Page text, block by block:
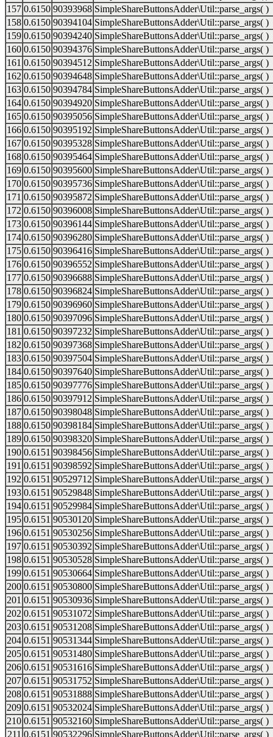
157 0.6150 90393968 SimpleShareButtonsAdder\Util::parse_args( )
158 0.6150 90394104 SimpleShareButtonsAdder\Util::parse_args( )
159 0.6150 90394240 SimpleShareButtonsAdder\Util::parse_args( )
160 0.6150 90394376 SimpleShareButtonsAdder\Util::parse_args( )
161 0.6150 90394512 SimpleShareButtonsAdder\Util::parse_args( )
162 0.6150 90394648 SimpleShareButtonsAdder\Util::parse_args( )
163 0.6150 90394784 SimpleShareButtonsAdder\Util::parse_args( )
164 0.6150 90394920 SimpleShareButtonsAdder\Util::parse_args( )
165 0.6150 90395056 SimpleShareButtonsAdder\Util::parse_args( )
166 0.6150 90395192 SimpleShareButtonsAdder\Util::parse_args( )
167 0.6150 90395328 SimpleShareButtonsAdder\Util::parse_args( )
168 0.6150 90395464 SimpleShareButtonsAdder\Util::parse_args( )
169 0.6150 90395600 SimpleShareButtonsAdder\Util::parse_args( )
170 0.6150 90395736 SimpleShareButtonsAdder\Util::parse_args( )
171 0.6150 90395872 SimpleShareButtonsAdder\Util::parse_args( )
172 0.6150 90396008 SimpleShareButtonsAdder\Util::parse_args( )
173 0.6150 90396144 SimpleShareButtonsAdder\Util::parse_args( )
174 0.6150 90396280 SimpleShareButtonsAdder\Util::parse_args( )
175 0.6150 90396416 SimpleShareButtonsAdder\Util::parse_args( )
176 0.6150 90396552 SimpleShareButtonsAdder\Util::parse_args( )
177 0.6150 90396688 SimpleShareButtonsAdder\Util::parse_args( )
178 0.6150 90396824 SimpleShareButtonsAdder\Util::parse_args( )
179 0.6150 90396960 SimpleShareButtonsAdder\Util::parse_args( )
180 0.6150 90397096 SimpleShareButtonsAdder\Util::parse_args( )
181 0.6150 90397232 SimpleShareButtonsAdder\Util::parse_args( )
182 0.6150 90397368 SimpleShareButtonsAdder\Util::parse_args( )
183 0.6150 90397504 SimpleShareButtonsAdder\Util::parse_args( )
184 0.6150 90397640 SimpleShareButtonsAdder\Util::parse_args( )
185 0.6150 90397776 SimpleShareButtonsAdder\Util::parse_args( )
186 0.6150 90397912 SimpleShareButtonsAdder\Util::parse_args( )
187 0.6150 90398048 SimpleShareButtonsAdder\Util::parse_args( )
188 0.6150 90398184 SimpleShareButtonsAdder\Util::parse_args( )
189 0.6150 90398320 SimpleShareButtonsAdder\Util::parse_args( )
190 0.6151 90398456 SimpleShareButtonsAdder\Util::parse_args( )
191 0.6151 90398592 SimpleShareButtonsAdder\Util::parse_args( )
192 0.6151 90529712 SimpleShareButtonsAdder\Util::parse_args( )
193 0.6151 90529848 SimpleShareButtonsAdder\Util::parse_args( )
194 0.6151 90529984 SimpleShareButtonsAdder\Util::parse_args( )
195 0.6151 90530120 SimpleShareButtonsAdder\Util::parse_args( )
196 0.6151 90530256 SimpleShareButtonsAdder\Util::parse_args( )
197 0.6151 90530392 SimpleShareButtonsAdder\Util::parse_args( )
198 0.6151 90530528 SimpleShareButtonsAdder\Util::parse_args( )
199 0.6151 90530664 SimpleShareButtonsAdder\Util::parse_args( )
200 0.6151 90530800 SimpleShareButtonsAdder\Util::parse_args( )
201 0.6151 90530936 SimpleShareButtonsAdder\Util::parse_args( )
202 0.6151 90531072 SimpleShareButtonsAdder\Util::parse_args( )
203 0.6151 90531208 SimpleShareButtonsAdder\Util::parse_args( )
204 0.6151 90531344 SimpleShareButtonsAdder\Util::parse_args( )
205 0.6151 90531480 SimpleShareButtonsAdder\Util::parse_args( )
206 0.6151 90531616 SimpleShareButtonsAdder\Util::parse_args( )
207 0.6151 90531752 SimpleShareButtonsAdder\Util::parse_args( )
208 0.6151 90531888 SimpleShareButtonsAdder\Util::parse_args( )
209 0.6151 90532024 SimpleShareButtonsAdder\Util::parse_args( )
210 0.6151 90532160 SimpleShareButtonsAdder\Util::parse_args( )
211 0.6151 90532296 SimpleShareButtonsAdder\Util::parse_args( )